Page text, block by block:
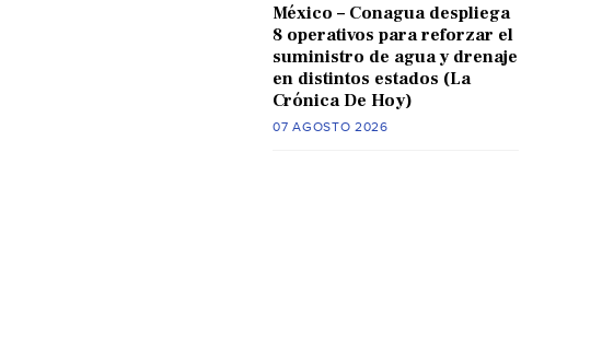
México – Conagua despliega
8 operativos para reforzar el
suministro de agua y drenaje
en distintos estados (La
Crónica De Hoy)
07 AGOSTO 2026